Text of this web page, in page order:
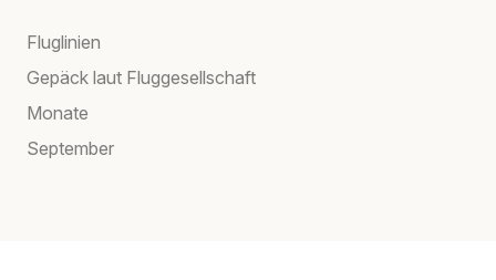
Fluglinien
Gepäck laut Fluggesellschaft
Monate
September